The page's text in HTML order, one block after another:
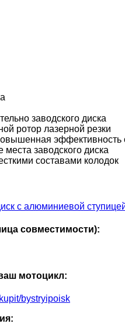
заводского диска
ротор лазерной резки
эффективность
заводского диска
составами колодок
с алюминиевой
совместимости):
мотоцикл:
bystryipoisk